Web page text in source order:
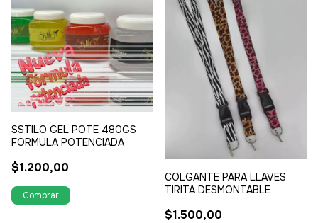
SSTILO GEL POTE 480GS
FORMULA POTENCIADA
$1.200,00
COLGANTE PARA LLAVES
TIRITA DESMONTABLE
$1.500,00